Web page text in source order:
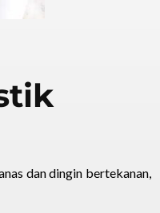
dan dingin bertekanan,